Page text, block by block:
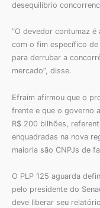
desequilíbrio
“O devedor contumaz é
com o fim específico de
para derrubar a
mercado”, disse.
Efraim afirmou que o
frente e que o governo
R$ 200 bilhões,
enquadradas na nova
maioria são CNPJs de
O PLP 125 aguarda
pelo presidente do
deve liberar seu